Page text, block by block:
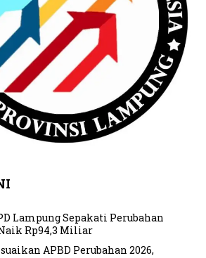
Lampung Sepakati Perubahan
Naik Rp94,3 Miliar
APBD Perubahan 2026,